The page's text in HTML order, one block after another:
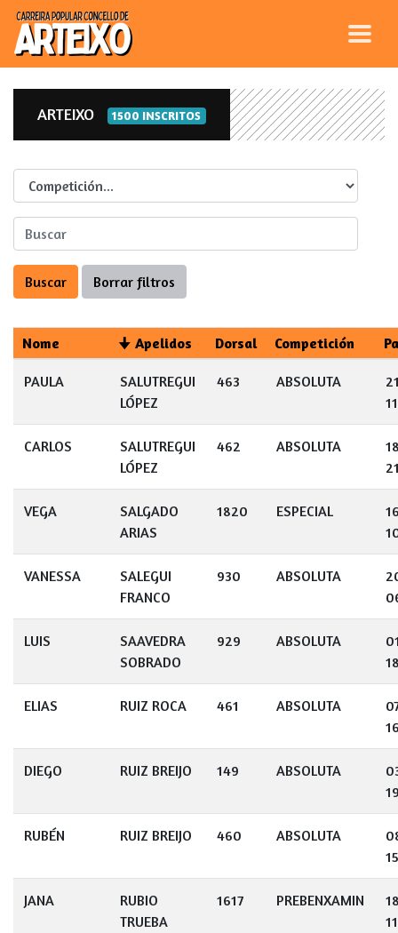
ARTEIXO 1500 INSCRITOS
Competicion
Nome Apelidos Dorsal Competición
PAULA
SALUTREGUI
LÓPEZ
463 ABSOLUTA
CARLOS
SALUTREGUI
LÓPEZ
462 ABSOLUTA
VEGA
SALGADO
ARIAS
1820 ESPECIAL
VANESSA
SALEGUI
FRANCO
930 ABSOLUTA
LUIS
SAAVEDRA
SOBRADO
929 ABSOLUTA
ELIAS RUIZ ROCA 461 ABSOLUTA
DIEGO RUIZ BREIJO 149 ABSOLUTA
RUBÉN RUIZ BREIJO 460 ABSOLUTA
JANA
RUBIO
TRUEBA
1617 PREBENXAMIN